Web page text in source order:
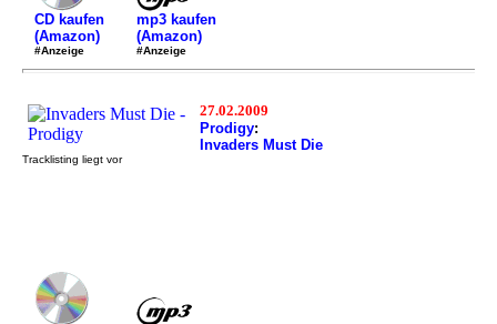
CD kaufen
(Amazon)
#Anzeige
mp3 kaufen
(Amazon)
#Anzeige
27.02.2009
Prodigy:
Invaders Must Die
Tracklisting liegt vor